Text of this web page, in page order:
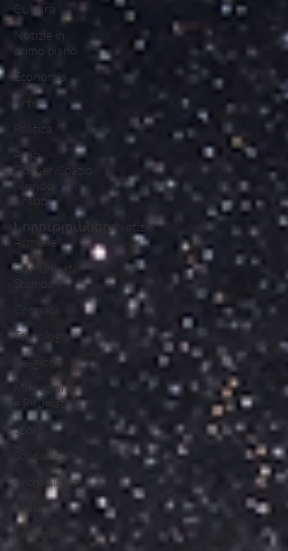
Cultura
Notizie in
primo piano
Economia
Arte
Politica
Arab
Corner/Spazio
Mondo
Arabo
Նորություններ/Notizie
Armene
Comunicati
Cronaca
Tecnologia
Religione
Migrazione
e Rifugiati
Sport
Solidarietà
Archeologia
Musica
Cinema